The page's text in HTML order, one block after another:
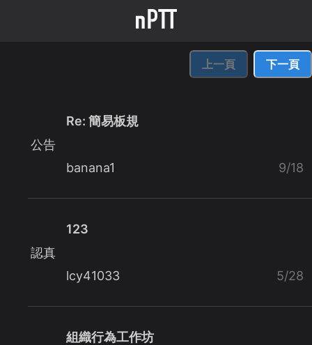
上一頁 下一頁
公告
Re: 簡易板規
banana1 9/18
認真
123
lcy41033 5/28
組織行為工作坊